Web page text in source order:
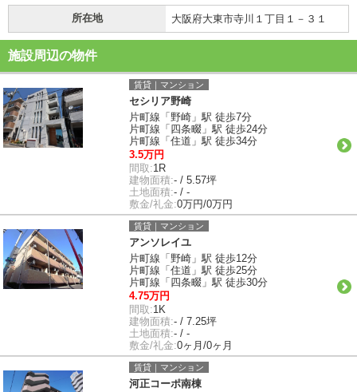
所在地 大阪府大東市寺川１丁目１－３１
施設周辺の物件
賃貸｜マンション
セシリア野崎
片町線「野崎」駅 徒歩7分
片町線「四条畷」駅 徒歩24分
片町線「住道」駅 徒歩34分
3.5万円
間取:1R
建物面積:- / 5.57坪
土地面積:- / -
敷金/礼金:0万円/0万円
賃貸｜マンション
アンソレイユ
片町線「野崎」駅 徒歩12分
片町線「住道」駅 徒歩25分
片町線「四条畷」駅 徒歩30分
4.75万円
間取:1K
建物面積:- / 7.25坪
土地面積:- / -
敷金/礼金:0ヶ月/0ヶ月
賃貸｜マンション
河正コーポ南棟